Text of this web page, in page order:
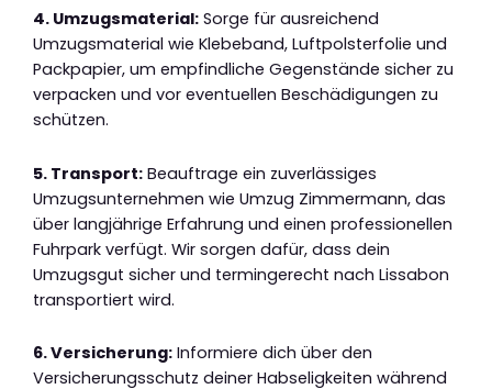
4. Umzugsmaterial: Sorge für ausreichend
Umzugsmaterial wie Klebeband, Luftpolsterfolie und
Packpapier, um empfindliche Gegenstände sicher zu
verpacken und vor eventuellen Beschädigungen zu
schützen.
5. Transport: Beauftrage ein zuverlässiges
Umzugsunternehmen wie Umzug Zimmermann, das
über langjährige Erfahrung und einen professionellen
Fuhrpark verfügt. Wir sorgen dafür, dass dein
Umzugsgut sicher und termingerecht nach Lissabon
transportiert wird.
6. Versicherung: Informiere dich über den
Versicherungsschutz deiner Habseligkeiten während